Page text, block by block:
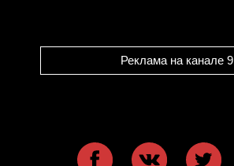
Реклама на канале 9